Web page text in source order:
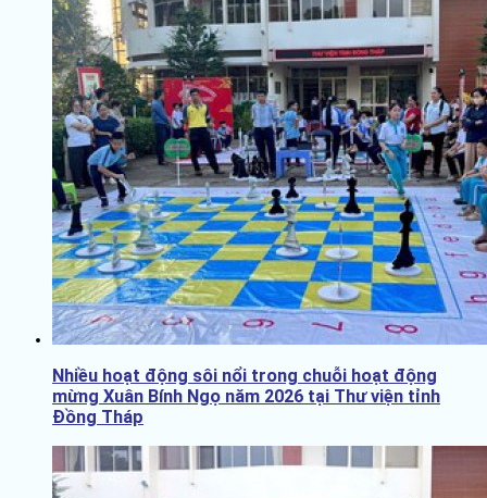
Nhiều hoạt động sôi nổi trong chuỗi hoạt động
mừng Xuân Bính Ngọ năm 2026 tại Thư viện tỉnh
Đồng Tháp